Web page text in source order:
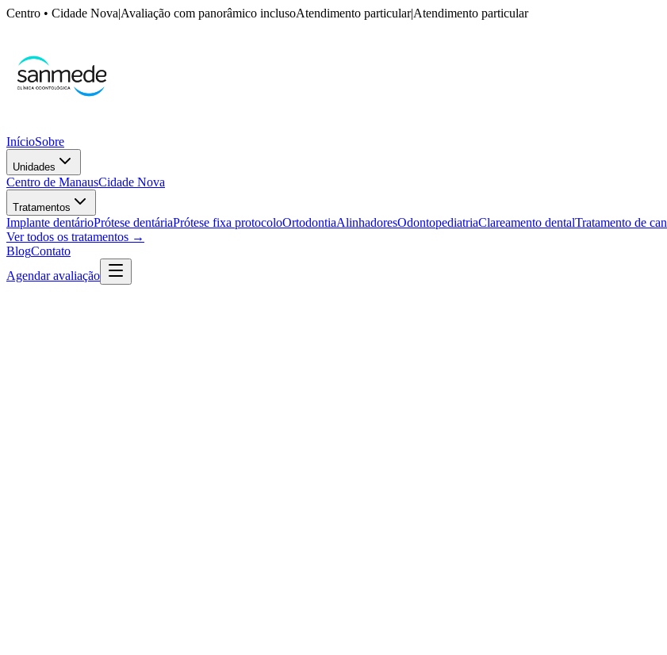
Centro • Cidade Nova|Avaliação com panorâmico inclusoAtendimento particular|Atendimento particular
InícioSobre
Unidades
Centro de ManausCidade Nova
Tratamentos
Implante dentárioPrótese dentáriaPrótese fixa protocoloOrtodontiaAlinhadoresOdontopediatriaClareamento dentalTratamento de
Ver todos os tratamentos →
BlogContato
Agendar avaliação